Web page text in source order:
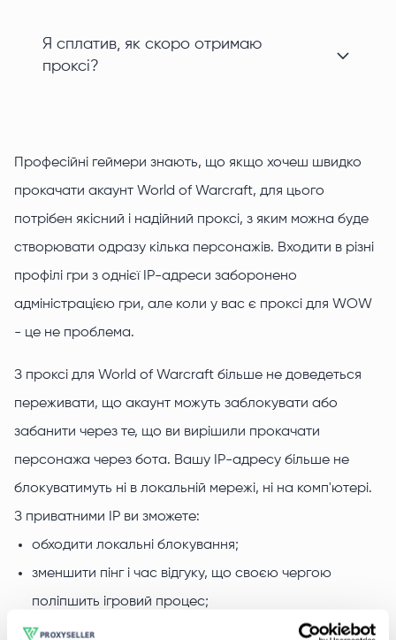
Я сплатив, як скоро отримаю
проксі?
Професійні геймери знають, що якщо хочеш швидко
прокачати акаунт World of Warcraft, для цього
потрібен якісний і надійний проксі, з яким можна буде
створювати одразу кілька персонажів. Входити в різні
профілі гри з однієї IP-адреси заборонено
адміністрацією гри, але коли у вас є проксі для WOW
- це не проблема.
З проксі для World of Warcraft більше не доведеться
переживати, що акаунт можуть заблокувати або
забанити через те, що ви вирішили прокачати
персонажа через бота. Вашу IP-адресу більше не
блокуватимуть ні в локальній мережі, ні на комп'ютері.
З приватними IP ви зможете:
обходити локальні блокування;
зменшити пінг і час відгуку, що своєю чергою
поліпшить ігровий процес;
анонімно грати у WOW, приховавши особисту